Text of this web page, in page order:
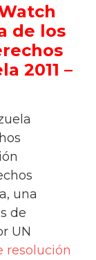
de los
2011 –
una
de
UN
resolución